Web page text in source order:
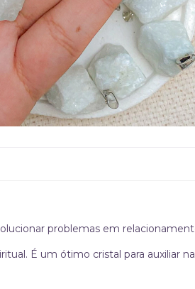
problemas em
É um ótimo cristal para auxiliar